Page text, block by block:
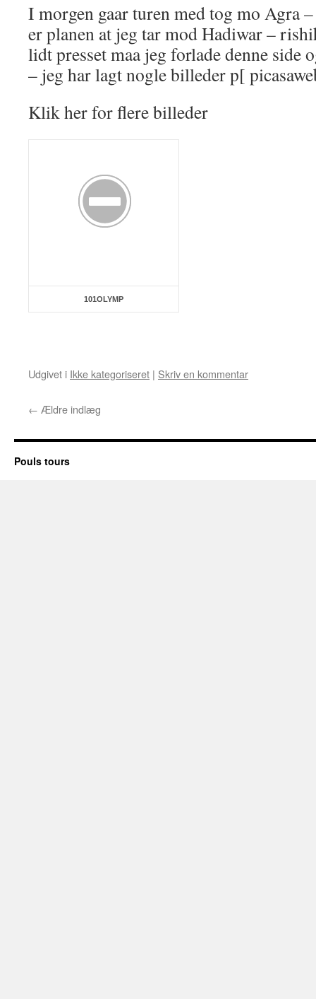
I morgen gaar turen med tog mo Agra
er planen at jeg tar mod Hadiwar –
lidt presset maa jeg forlade denne side
– jeg har lagt nogle billeder p[
Klik her for flere billeder
101OLYMP
Udgivet i Ikke kategoriseret | Skriv en kommentar
← Ældre indlæg
Pouls tours